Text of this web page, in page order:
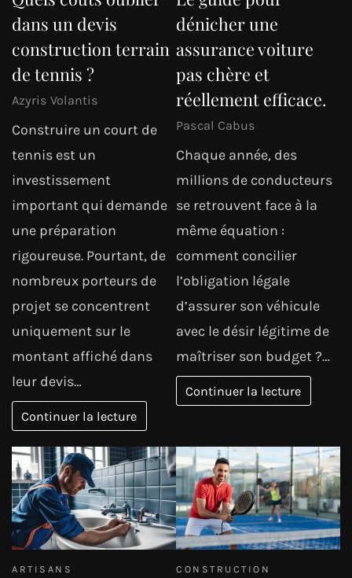
dans un devis
construction terrain
de tennis ?
Azyris Volantis
Construire un court de
tennis est un
investissement
important qui demande
une préparation
rigoureuse. Pourtant, de
nombreux porteurs de
projet se concentrent
uniquement sur le
montant affiché dans
leur devis…
Continuer la lecture
dénicher une
assurance voiture
pas chère et
réellement efficace.
Pascal Cabus
Chaque année, des
millions de conducteurs
se retrouvent face à la
même équation :
comment concilier
l’obligation légale
d’assurer son véhicule
avec le désir légitime de
maîtriser son budget ?…
Continuer la lecture
ARTISANS CONSTRUCTION